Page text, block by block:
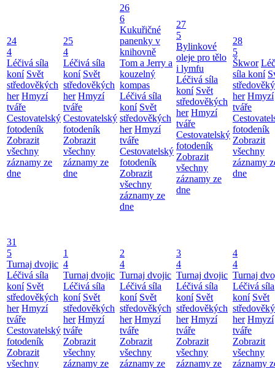
24
4
Léčivá síla
koní Svět
středověkých
her Hmyzí
tváře
Cestovatelský
fotodeník
Zobrazit
všechny
záznamy ze
dne
25
4
Léčivá síla
koní Svět
středověkých
her Hmyzí
tváře
Cestovatelský
fotodeník
Zobrazit
všechny
záznamy ze
dne
26
6
Kukuřičné
panenky v
knihovně
Tom a Jerry a
kouzelný
kompas
Léčivá síla
koní Svět
středověkých
her Hmyzí
tváře
Cestovatelský
fotodeník
Zobrazit
všechny
záznamy ze
dne
27
5
Bylinkové
oleje pro tělo
i lymfu
Léčivá síla
koní Svět
středověkých
her Hmyzí
tváře
Cestovatelský
fotodeník
Zobrazit
všechny
záznamy ze
dne
28
5
Škwor
síla koní
her Hmyzí
tváře
fotodeník
Zobrazit
všechny
záznamy
dne
31
5
Turnaj dvojic
Léčivá síla
koní Svět
středověkých
her Hmyzí
tváře
Cestovatelský
fotodeník
Zobrazit
všechny
1
4
Turnaj dvojic
Léčivá síla
koní Svět
středověkých
her Hmyzí
tváře
Zobrazit
všechny
záznamy ze
2
4
Turnaj dvojic
Léčivá síla
koní Svět
středověkých
her Hmyzí
tváře
Zobrazit
všechny
záznamy ze
3
4
Turnaj dvojic
Léčivá síla
koní Svět
středověkých
her Hmyzí
tváře
Zobrazit
všechny
záznamy ze
4
4
Turnaj
Léčivá síla
koní Svět
her Hmyzí
tváře
Zobrazit
všechny
záznamy